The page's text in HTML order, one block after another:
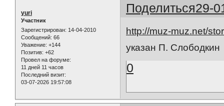
Поделиться29-
yuri
Участник
Зарегистрирован: 14-04-2010
Сообщений: 66
Уважение: +144
Позитив: +62
Провел на форуме:
11 дней 11 часов
Последний визит:
03-07-2026 19:57:08
http://muz-muz.net/
указан П. Слободкин
0